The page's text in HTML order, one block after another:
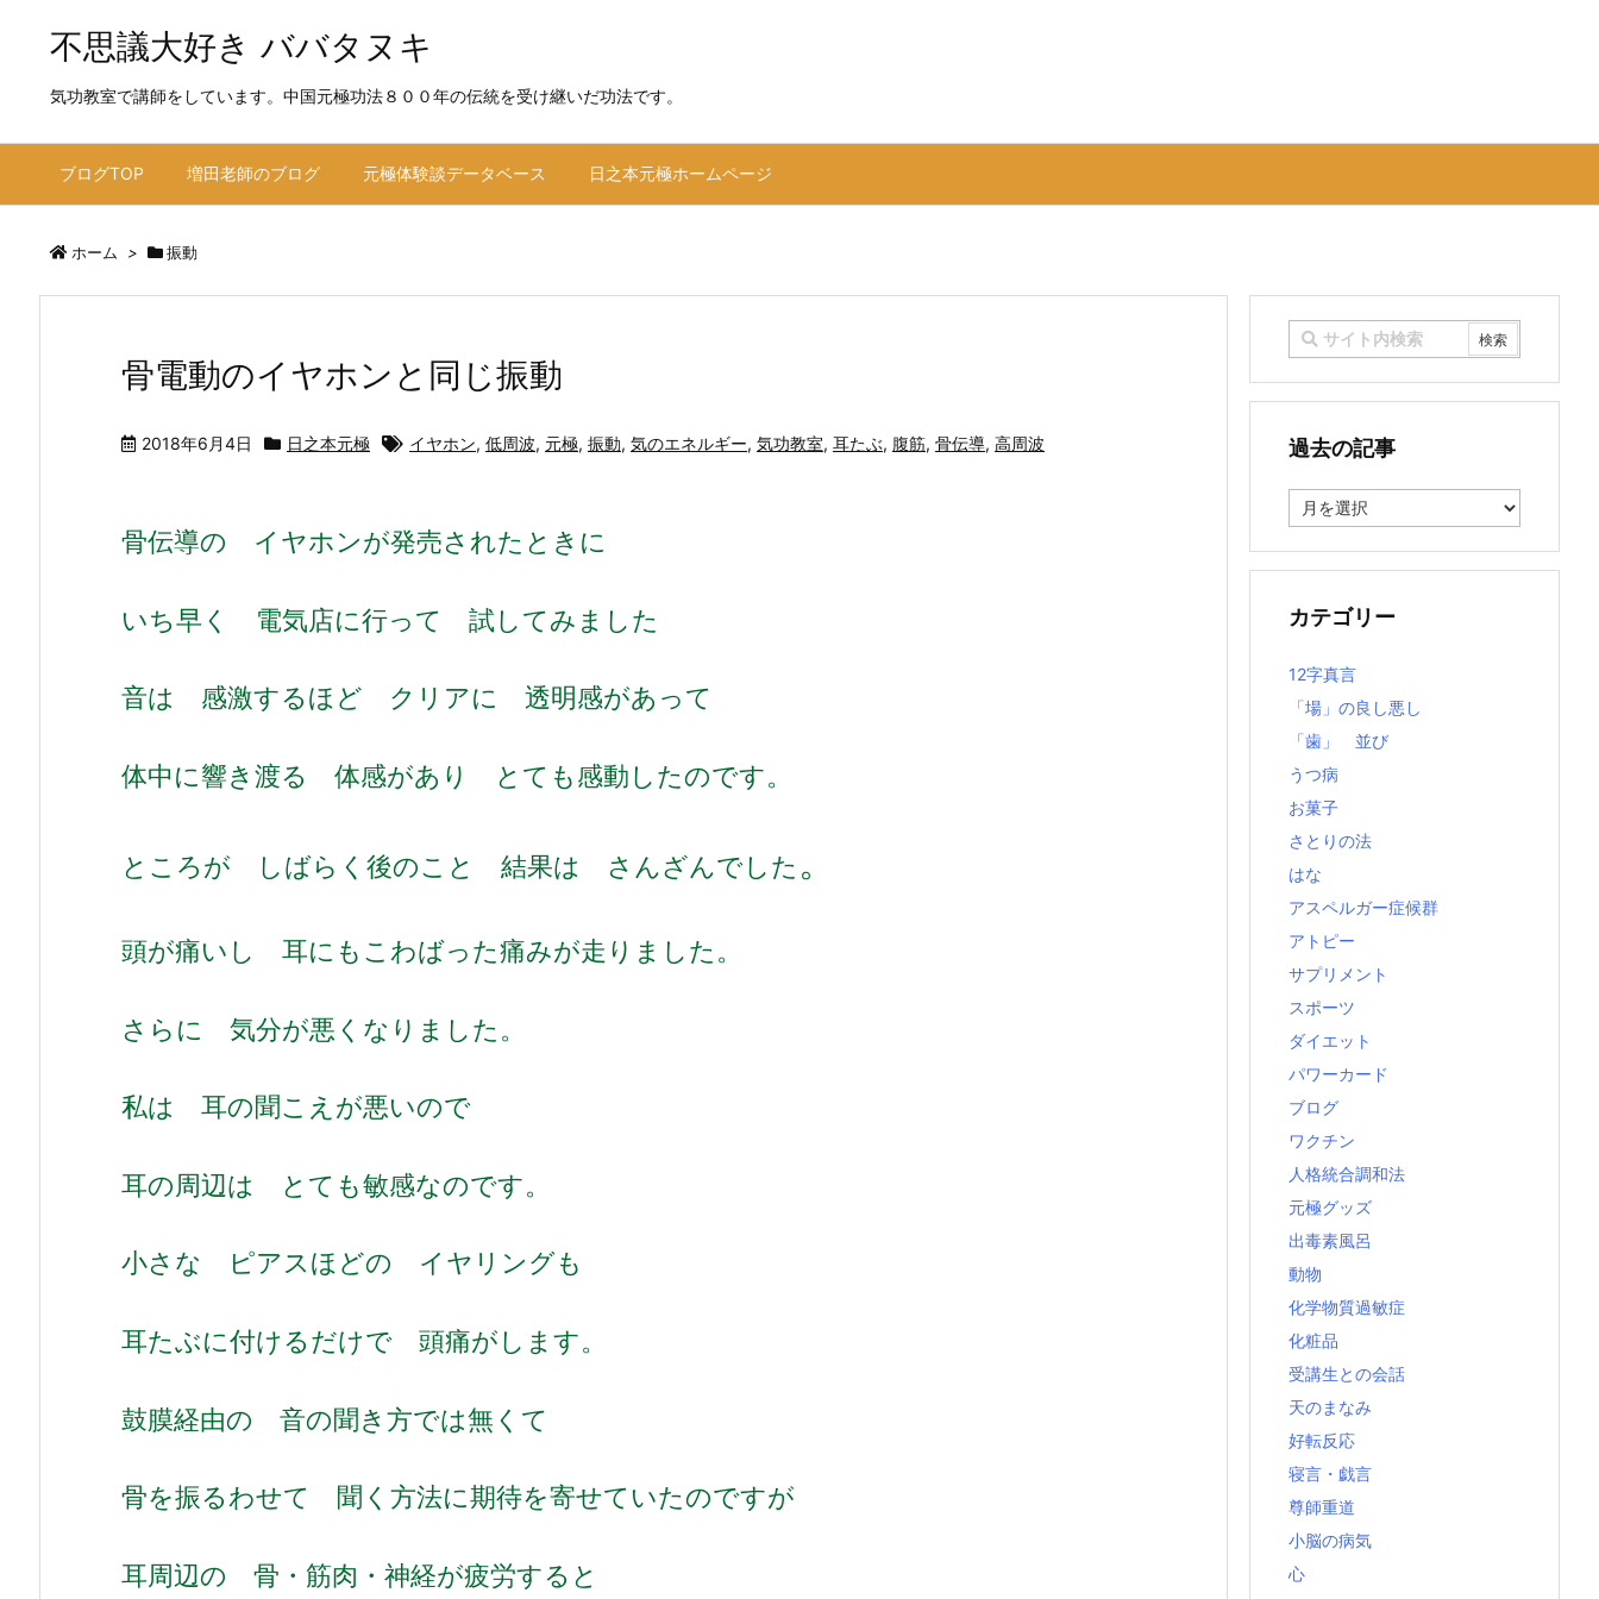
不思議大好き ババタヌキ
気功教室で講師をしています。中国元極功法８００年の伝統を受け継いだ功法です。
ブログTOP 増田老師のブログ 元極体験談データベース 日之本元極ホームページ
ホーム > 振動
骨電動のイヤホンと同じ振動
2018年6月4日 日之本元極 イヤホン, 低周波, 元極, 振動, 気のエネルギー, 気功教室, 耳たぶ, 腹筋, 骨伝導, 高周波
骨伝導の イヤホンが発売されたときに
いち早く 電気店に行って 試してみました
音は 感激するほど クリアに 透明感があって
体中に響き渡る 体感があり とても感動したのです。
ところが しばらく後のこと 結果は さんざんでした 。
頭が痛いし 耳にもこわばった痛みが走りました。
さらに 気分が悪くなりました。
私は 耳の聞こえが悪いので
耳の周辺は とても敏感なのです。
小さな ピアスほどの イヤリングも
耳たぶに付けるだけで 頭痛がします。
鼓膜経由の 音の聞き方では無くて
骨を振るわせて 聞く方法に期待を寄せていたのですが
耳周辺の 骨・筋肉・神経が疲労すると
過去の記事
去
記
カテゴリー
12字真言
「場」の良し悪し
「歯」 並び
うつ病
お菓子
さとりの法
はな
アスペルガー症候群
アトピー
サプリメント
スポーツ
ダイエット
パワーカード
ブログ
ワクチン
人格統合調和法
元極グッズ
出毒素風呂
動物
化学物質過敏症
化粧品
受講生との会話
天のまなみ
好転反応
寝言・戯言
尊師重道
小脳の病気
心